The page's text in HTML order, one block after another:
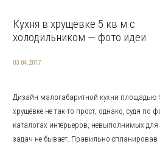
Кухня в хрущевке 5 кв м с
холодильником — фото идеи
03.04.2017
Дизайн малогабаритной кухни площадью
хрущёвке не так-то прост, однако, судя по
каталогах интерьеров, невыполнимых для
задач не бывает. Правильно спланировав